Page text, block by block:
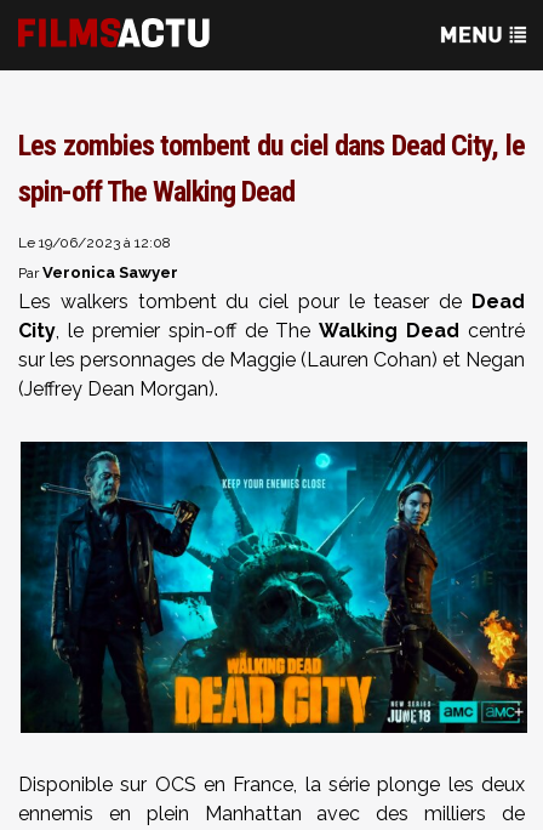
Les zombies tombent du ciel dans Dead City, le
spin-off The Walking Dead
Le 19/06/2023 à 12:08
ParVeronica Sawyer
Les walkers tombent du ciel pour le teaser de Dead
City, le premier spin-off de TheWalking Dead centré
sur les personnages de Maggie (Lauren Cohan) et Negan
(Jeffrey Dean Morgan).
Disponible sur OCS en France, la série plonge les deux
ennemis en plein Manhattan avec des milliers de